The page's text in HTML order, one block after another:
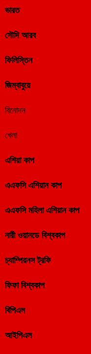
ভারত
সৌদি আরব
ফিলিস্তিন
জিম্বাবুয়ে
বিনোদন
খেলা
এশিয়া কাপ
এএফসি এশিয়ান কাপ
এএফসি মহিলা এশিয়ান কাপ
নারী ওয়ানডে বিশ্বকাপ
চ্যাম্পিয়নস ট্রফি
ফিফা বিশ্বকাপ
বিপিএল
আইপিএল